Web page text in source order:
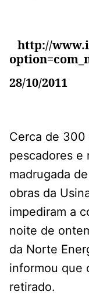
http://
28/10/2011
Cerca de 300
pescadores e
madrugada
obras da
impediram a
noite de
da Norte
informou que
retirado.